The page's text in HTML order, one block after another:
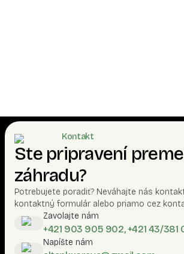
Kontakt
Ste pripravení
záhradu?
Potrebujete poradiť? Neváhajte nás
kontaktný formulár alebo priamo cez
Zavolajte nám
+421 903 905 902, +421 43/381
Napíšte nám